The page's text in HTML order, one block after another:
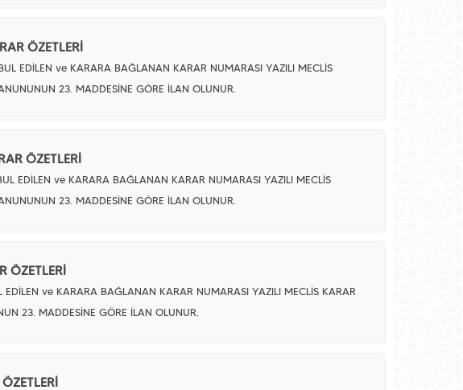
ÖZETLERİ
EDİLEN ve KARARA BAĞLANAN KARAR NUMARASI YAZILI MECLİS
23. MADDESİNE GÖRE İLAN OLUNUR.
ÖZETLERİ
EDİLEN ve KARARA BAĞLANAN KARAR NUMARASI YAZILI MECLİS
23. MADDESİNE GÖRE İLAN OLUNUR.
ÖZETLERİ
ve KARARA BAĞLANAN KARAR NUMARASI YAZILI MECLİS KARAR
23. MADDESİNE GÖRE İLAN OLUNUR.